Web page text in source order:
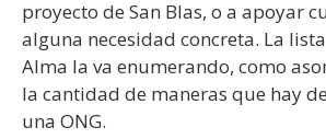
proyecto de San Blas, o a apoyar
alguna necesidad concreta. La
Alma la va enumerando, como
la cantidad de maneras que hay
una ONG.